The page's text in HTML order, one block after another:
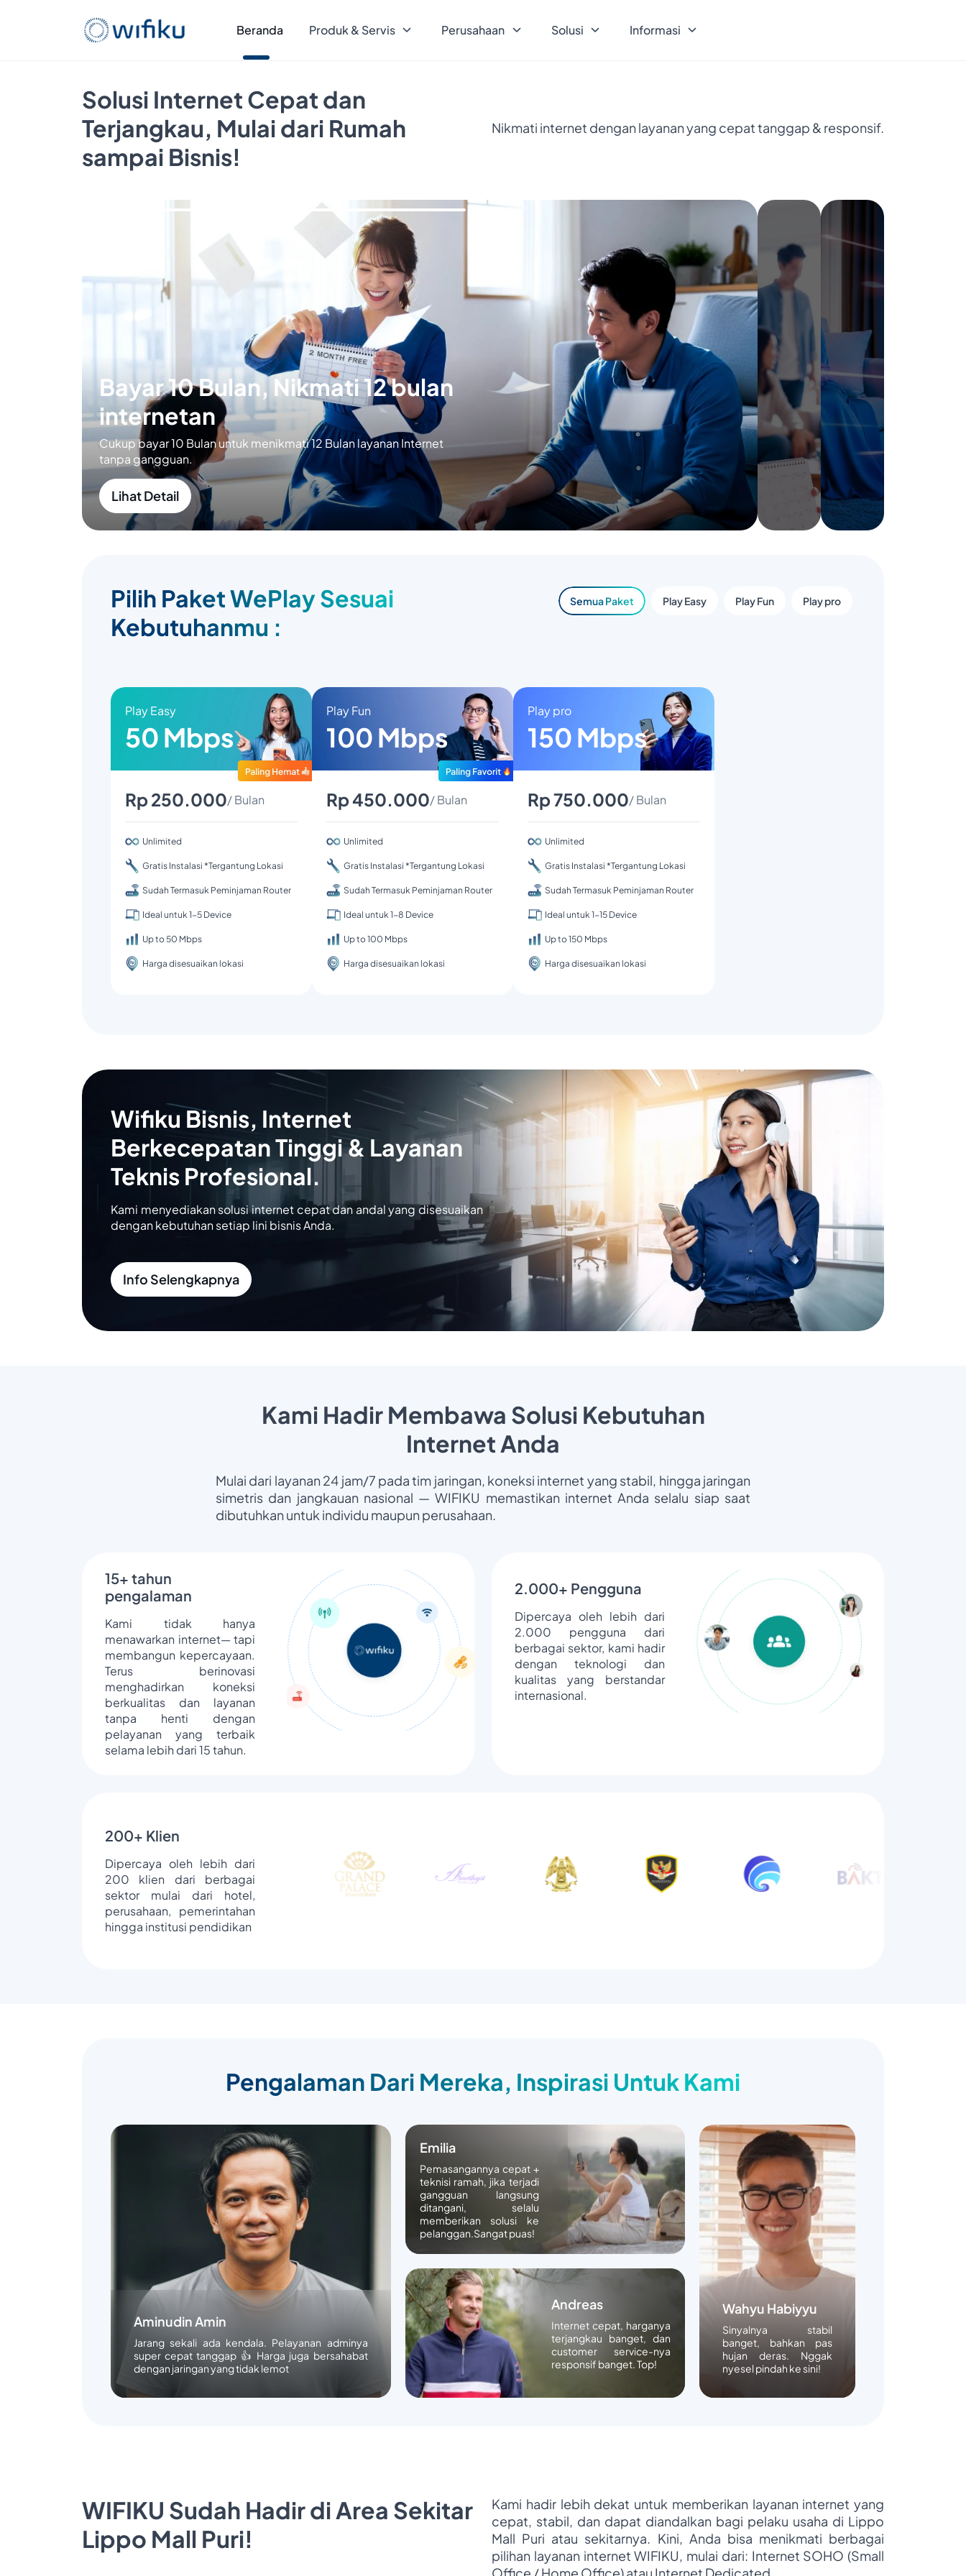
Beranda Produk & Servis Perusahaan Solusi Informasi
Solusi Internet Cepat dan
Terjangkau, Mulai dari Rumah
sampai Bisnis!
Nikmati internet dengan layanan yang cepat tanggap & responsif.
Bayar 10 Bulan, Nikmati 12 bulan
internetan
Cukup bayar 10 Bulan untuk menikmati 12 Bulan layanan Internet
tanpa gangguan.
Lihat Detail
Pilih Paket WePlay Sesuai
Kebutuhanmu :
Semua Paket Play Easy Play Fun Play pro
Play Easy
50 Mbps
Rp 250.000/ Bulan
Unlimited
Gratis Instalasi *Tergantung Lokasi
Sudah Termasuk Peminjaman Router
Ideal untuk 1-5 Device
Up to 50 Mbps
Harga disesuaikan lokasi
Play Fun
100 Mbps
Rp 450.000/ Bulan
Unlimited
Gratis Instalasi *Tergantung Lokasi
Sudah Termasuk Peminjaman Router
Ideal untuk 1-8 Device
Up to 100 Mbps
Harga disesuaikan lokasi
Play pro
150 Mbps
Rp 750.000/ Bulan
Unlimited
Gratis Instalasi *Tergantung Lokasi
Sudah Termasuk Peminjaman Router
Ideal untuk 1-15 Device
Up to 150 Mbps
Harga disesuaikan lokasi
Wifiku Bisnis, Internet
Berkecepatan Tinggi & Layanan
Teknis Profesional.
Kami menyediakan solusi internet cepat dan andal yang disesuaikan
dengan kebutuhan setiap lini bisnis Anda.
Info Selengkapnya
Kami Hadir Membawa Solusi Kebutuhan
Internet Anda
Mulai dari layanan 24 jam/7 pada tim jaringan, koneksi internet yang stabil, hingga jaringan
simetris dan jangkauan nasional — WIFIKU memastikan internet Anda selalu siap saat
dibutuhkan untuk individu maupun perusahaan.
15+ tahun
pengalaman
Kami tidak hanya
menawarkan internet— tapi
membangun kepercayaan.
Terus berinovasi
menghadirkan koneksi
berkualitas dan layanan
tanpa henti dengan
pelayanan yang terbaik
selama lebih dari 15 tahun.
2.000+ Pengguna
Dipercaya oleh lebih dari
2.000 pengguna dari
berbagai sektor, kami hadir
dengan teknologi dan
kualitas yang berstandar
internasional.
200+ Klien
Dipercaya oleh lebih dari
200 klien dari berbagai
sektor mulai dari hotel,
perusahaan, pemerintahan
hingga institusi pendidikan
Pengalaman Dari Mereka, Inspirasi Untuk Kami
Aminudin Amin
Jarang sekali ada kendala. Pelayanan adminya
super cepat tanggap 👍 Harga juga bersahabat
dengan jaringan yang tidak lemot
Emilia
Pemasangannya cepat +
teknisi ramah, jika terjadi
gangguan langsung
ditangani, selalu
memberikan solusi ke
pelanggan.Sangat puas!
Wahyu Habiyyu
Sinyalnya stabil
banget, bahkan pas
hujan deras. Nggak
nyesel pindah ke sini!
Andreas
Internet cepat, harganya
terjangkau banget, dan
customer service-nya
responsif banget. Top!
WIFIKU Sudah Hadir di Area Sekitar
Lippo Mall Puri!
Kami hadir lebih dekat untuk memberikan layanan internet yang
cepat, stabil, dan dapat diandalkan bagi pelaku usaha di Lippo
Mall Puri atau sekitarnya. Kini, Anda bisa menikmati berbagai
pilihan layanan internet WIFIKU, mulai dari: Internet SOHO (Small